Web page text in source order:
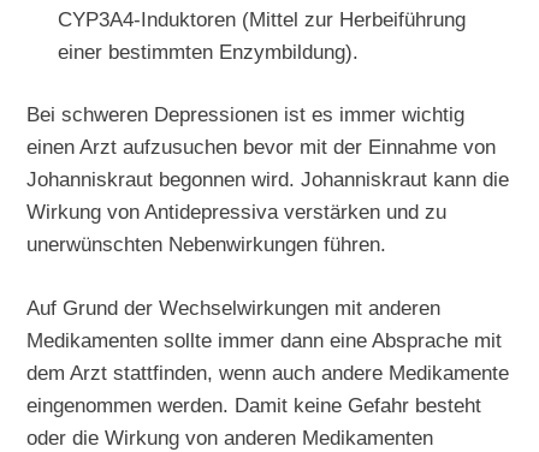
CYP3A4-Induktoren (Mittel zur Herbeiführung
einer bestimmten Enzymbildung).
Bei schweren Depressionen ist es immer wichtig
einen Arzt aufzusuchen bevor mit der Einnahme von
Johanniskraut begonnen wird. Johanniskraut kann die
Wirkung von Antidepressiva verstärken und zu
unerwünschten Nebenwirkungen führen.
Auf Grund der Wechselwirkungen mit anderen
Medikamenten sollte immer dann eine Absprache mit
dem Arzt stattfinden, wenn auch andere Medikamente
eingenommen werden. Damit keine Gefahr besteht
oder die Wirkung von anderen Medikamenten